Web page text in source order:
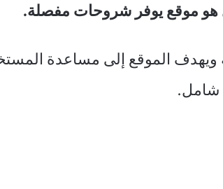
موقع يوفر شروحات مفصلة.
الموقع إلى مساعدة
شامل.